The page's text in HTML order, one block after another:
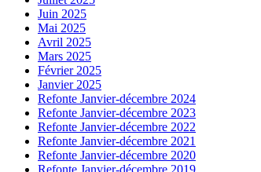
Juin 2025
Mai 2025
Avril 2025
Mars 2025
Février 2025
Janvier 2025
Refonte Janvier-décembre 2024
Refonte Janvier-décembre 2023
Refonte Janvier-décembre 2022
Refonte Janvier-décembre 2021
Refonte Janvier-décembre 2020
Refonte Janvier-décembre 2019